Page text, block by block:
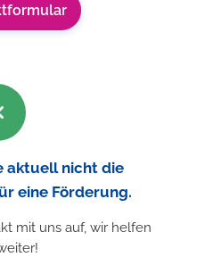
aktuell nicht die
eine Förderung.
mit uns auf, wir helfen